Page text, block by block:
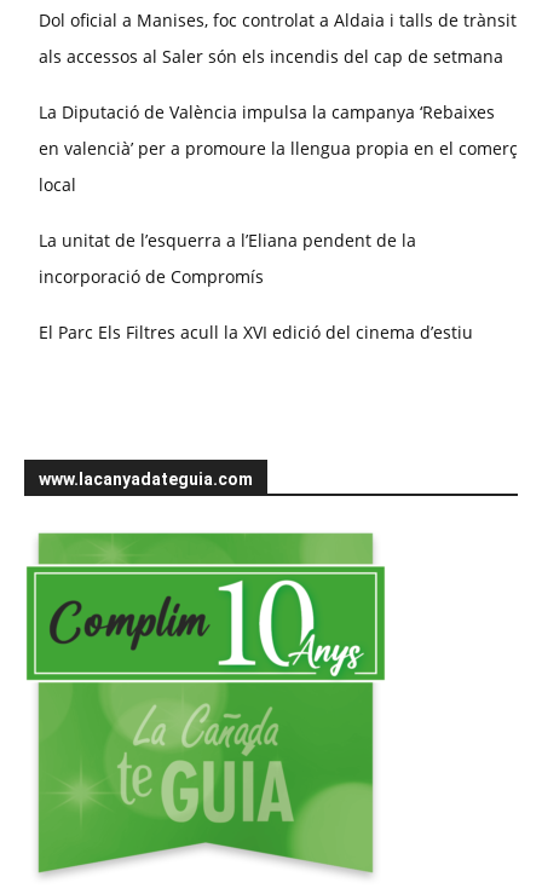
Dol oficial a Manises, foc controlat a Aldaia i talls de trànsit
als accessos al Saler són els incendis del cap de setmana
La Diputació de València impulsa la campanya ‘Rebaixes
en valencià’ per a promoure la llengua propia en el comerç
local
La unitat de l’esquerra a l’Eliana pendent de la
incorporació de Compromís
El Parc Els Filtres acull la XVI edició del cinema d’estiu
www.lacanyadateguia.com